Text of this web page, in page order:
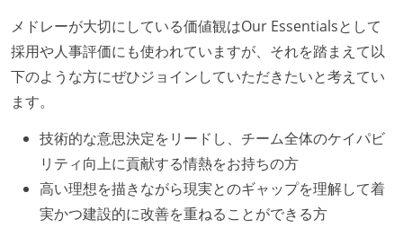
メドレーが大切にしている価値観はOur Essentialsとして
採用や人事評価にも使われていますが、それを踏まえて以
下のような方にぜひジョインしていただきたいと考えてい
ます。
技術的な意思決定をリードし、チーム全体のケイパビ
リティ向上に貢献する情熱をお持ちの方
高い理想を描きながら現実とのギャップを理解して着
実かつ建設的に改善を重ねることができる方